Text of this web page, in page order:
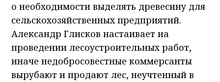
о необходимости выделять древесину для
сельскохозяйственных предприятий.
Александр Глисков настаивает на
проведении лесоустроительных работ,
иначе недобросовестные коммерсанты
вырубают и продают лес, неучтенный в